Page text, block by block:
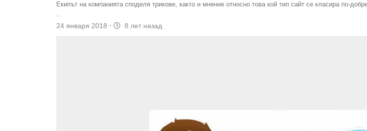
Екипът на компанията споделя трикове, както и мнение относно това кой тип сайт се класира по-
..
24 января 2018 · 8 лет назад